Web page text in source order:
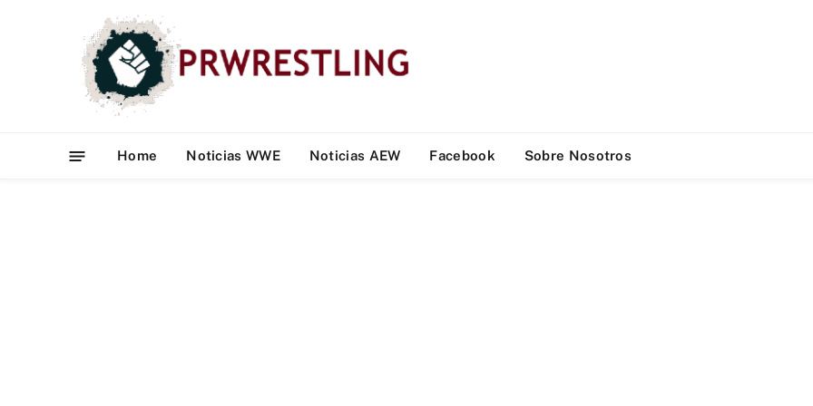
Home Noticias WWE Noticias AEW Facebook Sobre Nosotros